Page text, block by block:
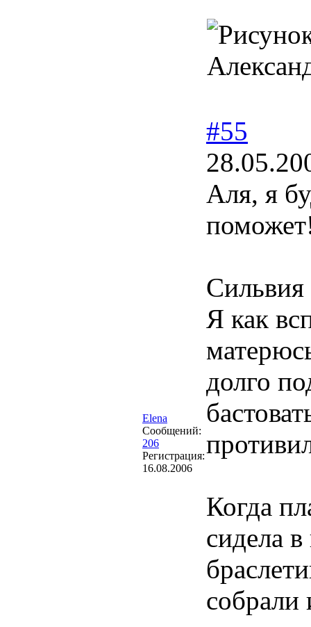
Elena
Сообщений:
206
Регистрация:
16.08.2006
#55
Аля, я
Сильвия
Я как
долго
Когда
сидела
собрали